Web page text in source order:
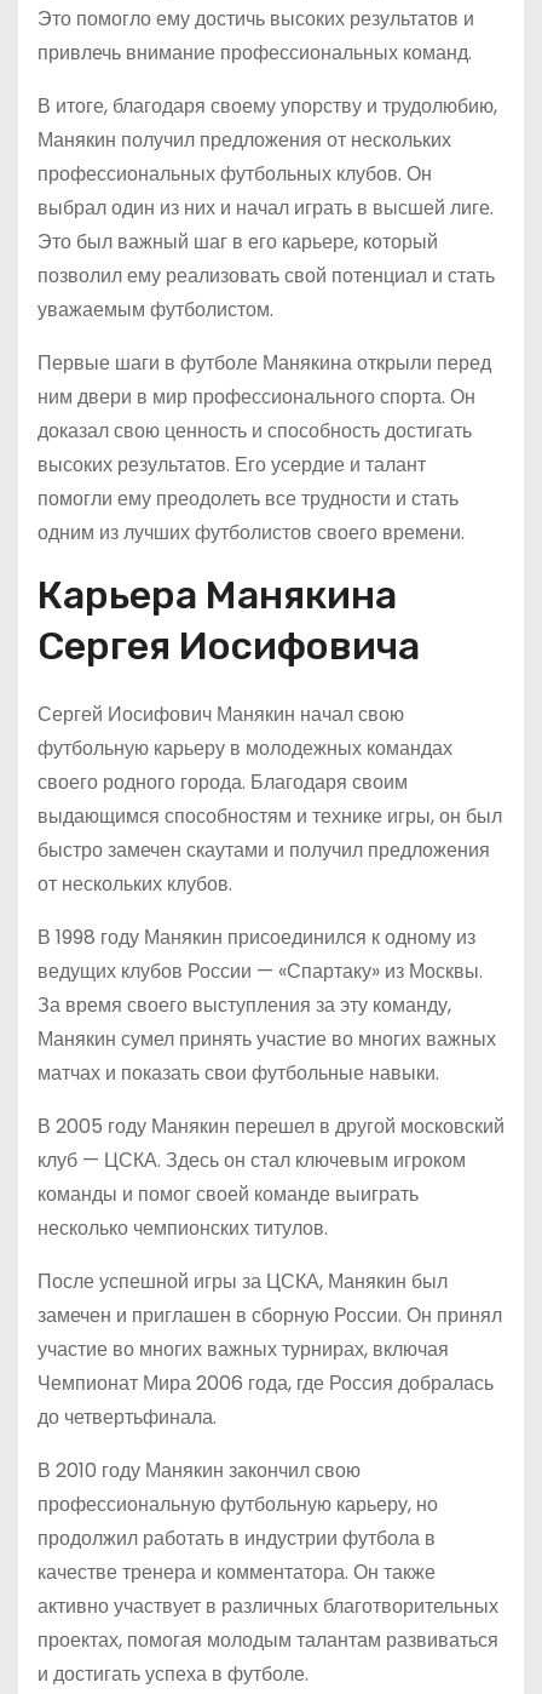
Это помогло ему достичь высоких результатов и
привлечь внимание профессиональных команд.
В итоге, благодаря своему упорству и трудолюбию,
Манякин получил предложения от нескольких
профессиональных футбольных клубов. Он
выбрал один из них и начал играть в высшей лиге.
Это был важный шаг в его карьере, который
позволил ему реализовать свой потенциал и стать
уважаемым футболистом.
Первые шаги в футболе Манякина открыли перед
ним двери в мир профессионального спорта. Он
доказал свою ценность и способность достигать
высоких результатов. Его усердие и талант
помогли ему преодолеть все трудности и стать
одним из лучших футболистов своего времени.
Карьера Манякина
Сергея Иосифовича
Сергей Иосифович Манякин начал свою
футбольную карьеру в молодежных командах
своего родного города. Благодаря своим
выдающимся способностям и технике игры, он был
быстро замечен скаутами и получил предложения
от нескольких клубов.
В 1998 году Манякин присоединился к одному из
ведущих клубов России — «Спартаку» из Москвы.
За время своего выступления за эту команду,
Манякин сумел принять участие во многих важных
матчах и показать свои футбольные навыки.
В 2005 году Манякин перешел в другой московский
клуб — ЦСКА. Здесь он стал ключевым игроком
команды и помог своей команде выиграть
несколько чемпионских титулов.
После успешной игры за ЦСКА, Манякин был
замечен и приглашен в сборную России. Он принял
участие во многих важных турнирах, включая
Чемпионат Мира 2006 года, где Россия добралась
до четвертьфинала.
В 2010 году Манякин закончил свою
профессиональную футбольную карьеру, но
продолжил работать в индустрии футбола в
качестве тренера и комментатора. Он также
активно участвует в различных благотворительных
проектах, помогая молодым талантам развиваться
и достигать успеха в футболе.